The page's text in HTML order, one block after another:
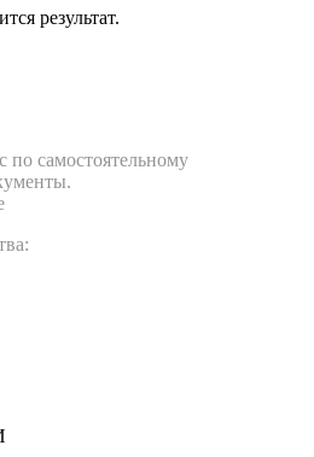
результат.
по самостоятельному